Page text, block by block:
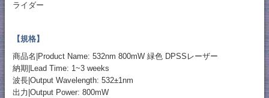
ライダー
【規格】
商品名|Product Name: 532nm 800mW 緑色 DPSSレーザー
納期|Lead Time: 1~3 weeks
波長|Output Wavelength: 532±1nm
出力|Output Power: 800mW